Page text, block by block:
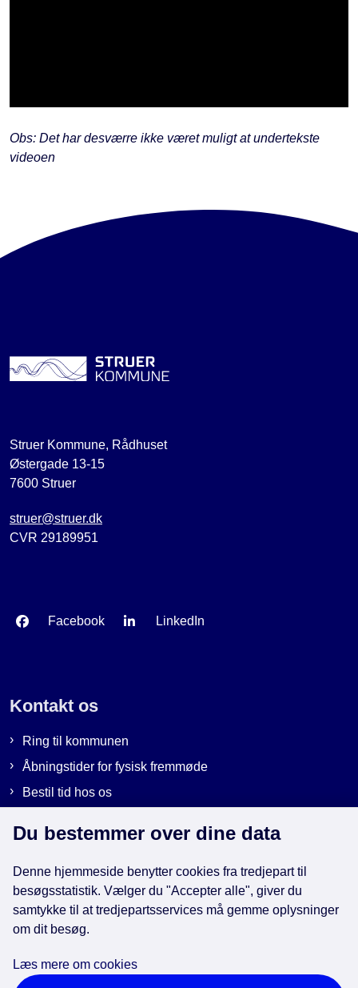
Obs: Det har desværre ikke været muligt at undertekste
videoen
Struer Kommune, Rådhuset
Østergade 13-15
7600 Struer
struer@struer.dk
CVR 29189951
Facebook LinkedIn
Kontakt os
Ring til kommunen
Åbningstider for fysisk fremmøde
Bestil tid hos os
Genveje
EAN-numre i kommunen
Cookies
Du bestemmer over dine data
Denne hjemmeside benytter cookies fra tredjepart til
besøgsstatistik. Vælger du "Accepter alle", giver du
samtykke til at tredjepartsservices må gemme oplysninger
om dit besøg.
Læs mere om cookies